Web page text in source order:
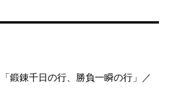
果
い」
「鍛錬千日の行、勝負一瞬の行」／